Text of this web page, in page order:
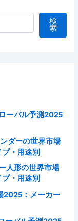
検
索
ーバル予測2025
ダーの世界市場
・用途別
人形の世界市場
・用途別
2025：メーカー